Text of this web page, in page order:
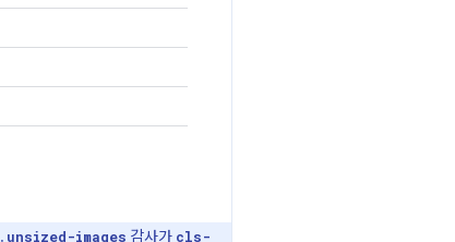
, unsized-images 감사가 cls-